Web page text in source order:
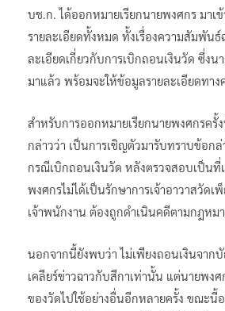
บช.ก. ได้ออกหมายเรียกนายพงศกร มาเ
รายละเอียดทั้งหมด ทั้งเรื่องความสัมพัน
ละเอียดเกี่ยวกับการเบิกถอนเงินวัด ซึ่ง
มาแล้ว พร้อมจะให้ข้อมูลรายละเอียดทา
สำหรับการออกหมายเรียกนายพงศกรครั้
กล่าวว่า เป็นการเชิญตัวมารับทราบข้อก
กรณีเบิกถอนเงินวัด หลังตรวจสอบเป็น
พงศกรไม่ได้เป็นรักษาการเจ้าอาวาสวัดเ
เจ้าพนักงาน ต้องถูกดำเนินคดีตามกฎหม
นอกจากนี้ยังพบว่า ไม่เพียงถอนเงินจา
เคลียร์ข่าวฉาวกับสีกาเท่านั้น แต่นายพงศ
ของวัดไปใช้อย่างอื่นอีกหลายครั้ง ขณะนี้อ